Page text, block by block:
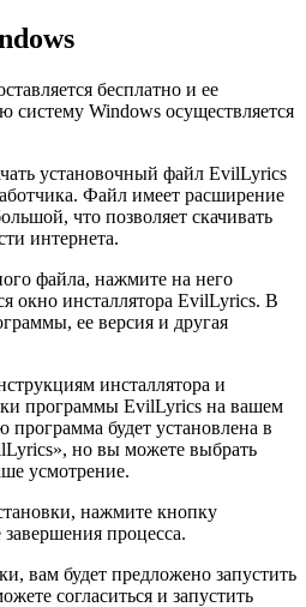
бесплатно и ее
систему Windows осуществляется
установочный файл EvilLyrics
Файл имеет расширение
что позволяет скачивать
интернета.
файла, нажмите на него
окно инсталлятора EvilLyrics. В
ее версия и другая
инсталлятора и
программы EvilLyrics на вашем
будет установлена в
но вы можете выбрать
усмотрение.
нажмите кнопку
процесса.
вам будет предложено запустить
согласиться и запустить